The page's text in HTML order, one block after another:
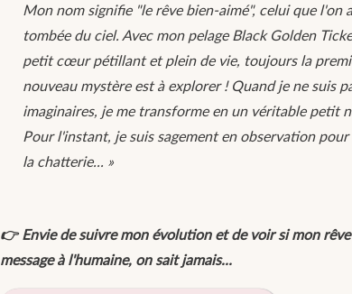
Mon nom signifie "le rêve bien-aimé", celui que
tombée du ciel. Avec mon pelage Black Golden
petit cœur pétillant et plein de vie, toujours la
nouveau mystère est à explorer ! Quand je ne suis
imaginaires, je me transforme en un véritable petit
Pour l'instant, je suis sagement en observation
la chatterie... »
👉 Envie de suivre mon évolution et de voir si mon
message à l'humaine, on sait jamais...